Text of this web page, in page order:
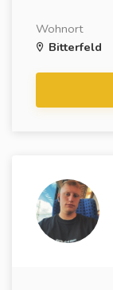
Wohnort
Bitterfeld